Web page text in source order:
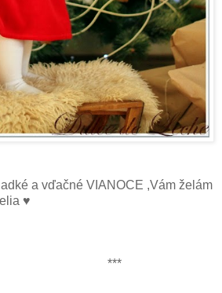
a vďačné VIANOCE ,Vám želám
♥